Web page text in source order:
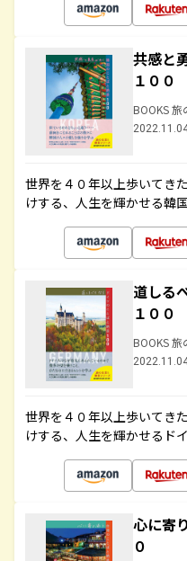
共感と
１００
BOOKS
世界を４０年以上歩いてき
けする、人生を輝かせる韓
道しる
１００
BOOKS
世界を４０年以上歩いてき
けする、人生を輝かせるド
心に寄
０